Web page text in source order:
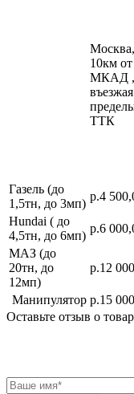
10км от
МКАД ,
ТТК
Газель (до
1,5тн, до 3мп)
р.4
Hundai ( до
4,5тн, до 6мп)
р.6
МАЗ (до
20тн, до
12мп)
р.12
Манипулятор р.15
Оставьте отзыв о